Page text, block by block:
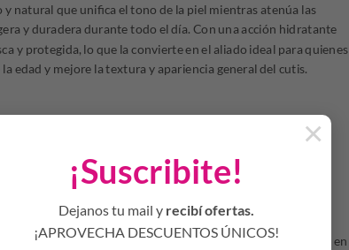
¡Suscribite!
Dejanos tu mail y recibí ofertas.
¡APROVECHA DESCUENTOS ÚNICOS!
×
natural que unifica el tono de la piel mientras atenúa las
y duradera durante todo el día. Con una acción hidratante
y protegida, lo que la convierte en el aliado ideal para quienes
edad y mejore la textura y apariencia general del cutis.
grasa
evitando el contorno de los ojos. Masajeá suavemente en